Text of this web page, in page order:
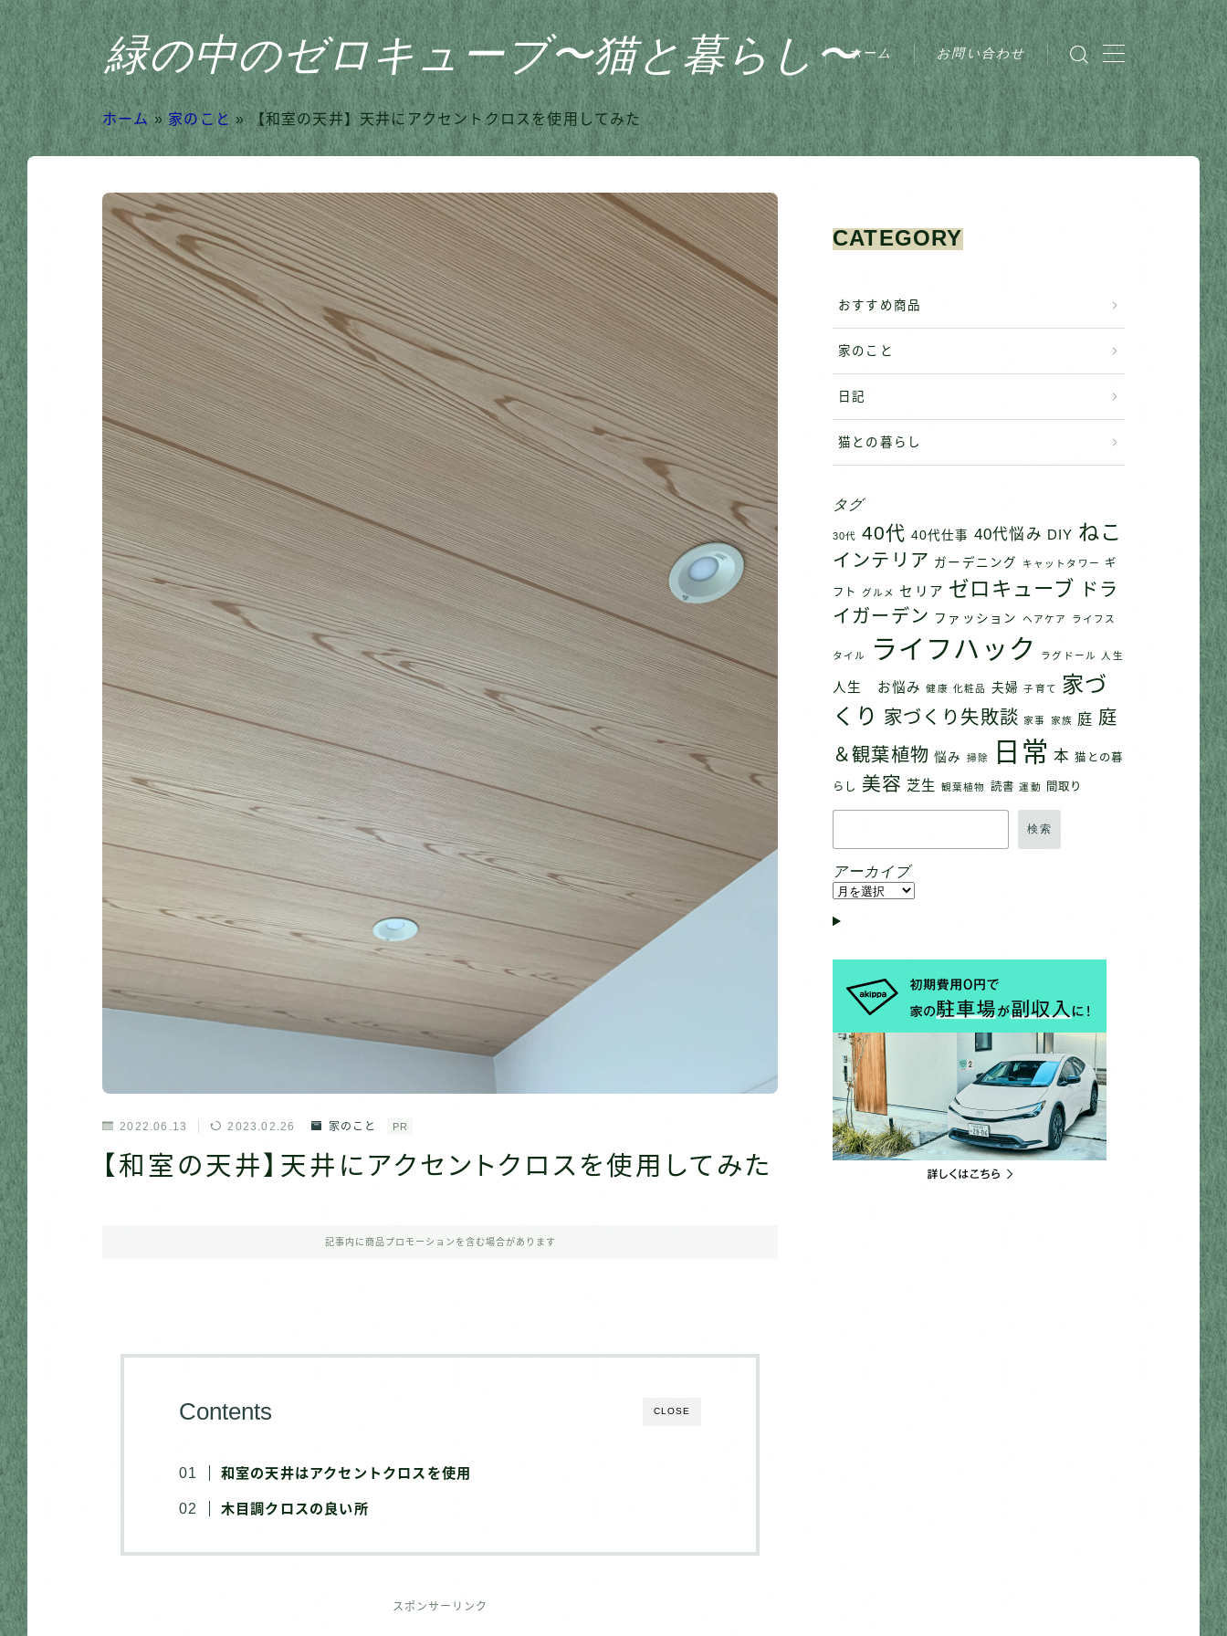
緑の中のゼロキューブ〜猫と暮らし〜ホーム お問い合わせ
おすすめ商品
家のこと
日記
猫との暮らし
ホーム » 家のこと »【和室の天井】天井にアクセントクロスを使用してみた
2022.06.13 2023.02.26 家のこと PR
【和室の天井】天井にアクセントクロスを使用してみた
記事内に商品プロモーションを含む場合があります
CLOSE
Contents
和室の天井はアクセントクロスを使用
木目調クロスの良い所
スポンサーリンク
CATEGORY
おすすめ商品
家のこと
日記
猫との暮らし
タグ
30代 40代 40代仕事 40代悩み DIY ねこ
インテリア ガーデニング キャットタワー ギ
フト グルメ セリア ゼロキューブ
ドラ
イガーデン ファッション ヘアケア ライフス
タイル ライフハック ラグドール 人生
人生 お悩み 健康 化粧品 夫婦 子育て
家づ
くり 家づくり失敗談 家事 家族 庭 庭
＆観葉植物 悩み 掃除 日常 本 猫との暮
らし 美容 芝生 観葉植物 読書 運動 間取り
検索
アーカイブ
ア
ー
イ